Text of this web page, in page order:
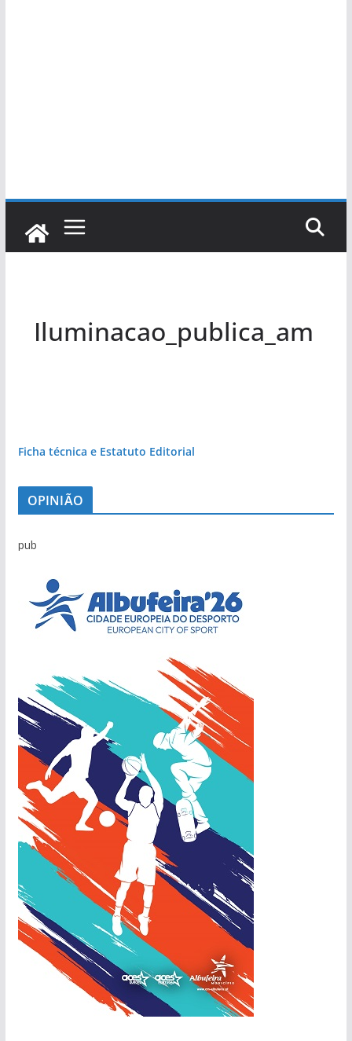
Iluminacao_publica_am
Ficha técnica e Estatuto Editorial
OPINIÃO
pub